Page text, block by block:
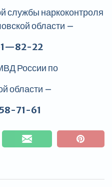
службы наркоконтроля
области –
—82-22
России по
области –
71-61